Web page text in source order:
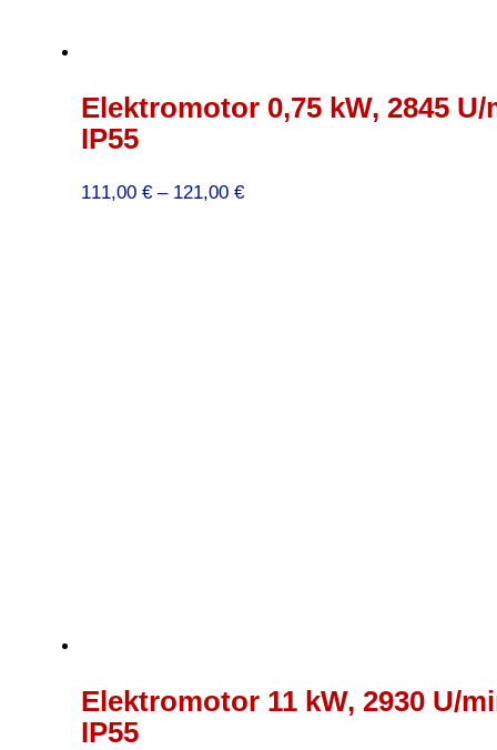
Elektromotor 0,75 kW, 2845 U/
IP55
111,00 € – 121,00 €Preisspanne:
Elektromotor 11 kW, 2930 U/
IP55